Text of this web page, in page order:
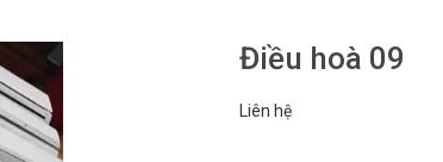
Điều hoà 09
Liên hệ